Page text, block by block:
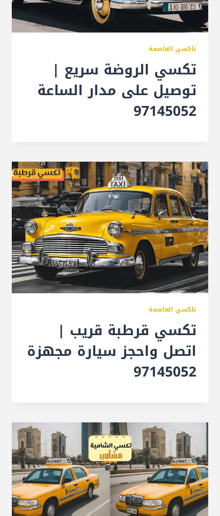
تاكسي العاصمة
تكسي الروضة سريع |
توصيل على مدار الساعة
97145052
تاكسي العاصمة
تكسي قرطبة قريب |
اتصل واحجز سيارة مجهزة
97145052